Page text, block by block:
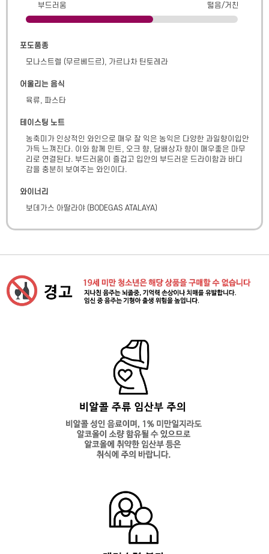
부드러움 떫음/거친
포도품종
모나스트렐 (무르베드르), 가르나차 틴토레라
어울리는 음식
육류, 파스타
테이스팅 노트
농축미가 인상적인 와인으로 매우 잘 익은 농익은 다양한 과일향이입안
가득 느껴진다. 이와 함께 민트, 오크 향, 담배상자 향이 매우좋은 마무
리로 연결된다. 부드러움이 즐겁고 입안의 부드러운 드라이함과 바디
감을 충분히 보여주는 와인이다.
와이너리
보데가스 아딸라야 ( BODEGAS ATALAYA)